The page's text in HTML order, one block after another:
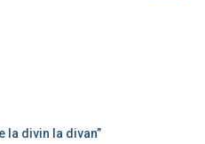
la divin la divan”